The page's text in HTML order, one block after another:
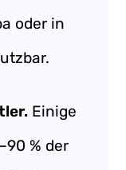
oder in
Einige
% der